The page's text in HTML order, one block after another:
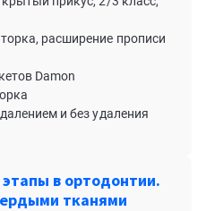
расширение прописи
Damon
и без удаления
в ортодонтии.
тканями